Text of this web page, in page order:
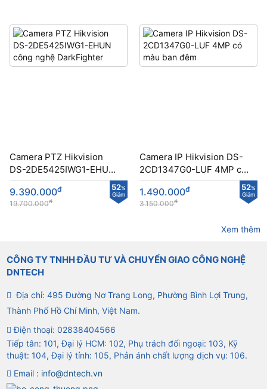
Camera PTZ Hikvision
DS-2DE5425IWG1-EHUN
công nghệ DarkFighter 52%
Giảm
9.390.000đ
19.700.000đ
Camera IP Hikvision DS-
2CD1347G0-LUF 4MP có
màu ban đêm
52%
Giảm
1.490.000đ
3.150.000đ
Xem thêm
CÔNG TY TNHH ĐẦU TƯ VÀ CHUYỂN GIAO CÔNG NGHỆ
DNTECH
Địa chỉ: 495 Đường Nơ Trang Long, Phường Bình Lợi Trung,
Thành Phố Hồ Chí Minh, Việt Nam.
Điện thoại: 02838404566
Tiếp tân: 101, Đại lý HCM: 102, Phụ trách đối ngoại: 103, Kỹ
thuật: 104, Đại lý tỉnh: 105, Phản ánh chất lượng dịch vụ: 106.
Email : info@dntech.vn